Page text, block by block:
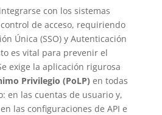
con los sistemas
de acceso, requiriendo
Única (SSO) y Autenticación
es vital para prevenir el
exige la aplicación rigurosa
Privilegio (PoLP) en todas
en las cuentas de usuario y,
las configuraciones de API e